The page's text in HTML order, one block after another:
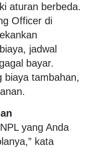
aturan berbeda.
Officer di
jadwal
bayar.
biaya tambahan,
yang Anda
kata